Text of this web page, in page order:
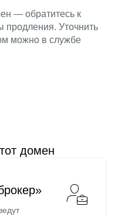
— обратитесь к
продления. Уточнить
можно в службе
домен